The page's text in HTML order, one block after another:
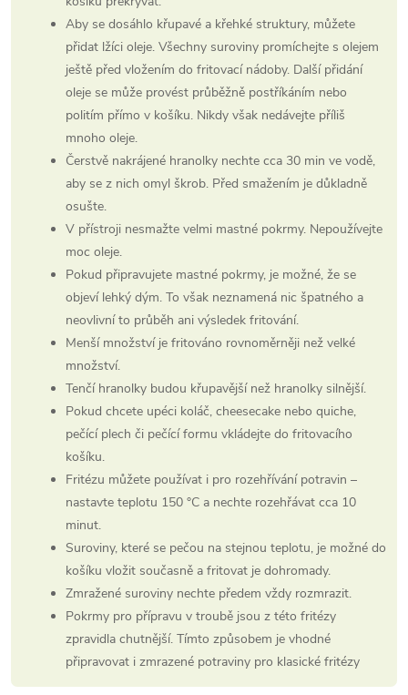
Aby se dosáhlo křupavé a křehké struktury, můžete
přidat lžíci oleje. Všechny suroviny promíchejte s olejem
ještě před vložením do fritovací nádoby. Další přidání
oleje se může provést průběžně postříkáním nebo
politím přímo v košíku. Nikdy však nedávejte příliš
mnoho oleje.
Čerstvě nakrájené hranolky nechte cca 30 min ve vodě,
aby se z nich omyl škrob. Před smažením je důkladně
osušte.
V přístroji nesmažte velmi mastné pokrmy. Nepoužívejte
moc oleje.
Pokud připravujete mastné pokrmy, je možné, že se
objeví lehký dým. To však neznamená nic špatného a
neovlivní to průběh ani výsledek fritování.
Menší množství je fritováno rovnoměrněji než velké
množství.
Tenčí hranolky budou křupavější než hranolky silnější.
Pokud chcete upéci koláč, cheesecake nebo quiche,
pečící plech či pečící formu vkládejte do fritovacího
košíku.
Fritézu můžete používat i pro rozehřívání potravin –
nastavte teplotu 150 °C a nechte rozehřávat cca 10
minut.
Suroviny, které se pečou na stejnou teplotu, je možné do
košíku vložit současně a fritovat je dohromady.
Zmražené suroviny nechte předem vždy rozmrazit.
Pokrmy pro přípravu v troubě jsou z této fritézy
zpravidla chutnější. Tímto způsobem je vhodné
připravovat i zmrazené potraviny pro klasické fritézy